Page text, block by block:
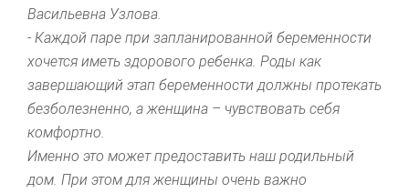
Васильевна Узлова.
- Каждой паре при запланированной беременности
хочется иметь здорового ребенка. Роды как
завершающий этап беременности должны протекать
безболезненно, а женщина – чувствовать себя
комфортно.
Именно это может предоставить наш родильный
дом. При этом для женщины очень важно